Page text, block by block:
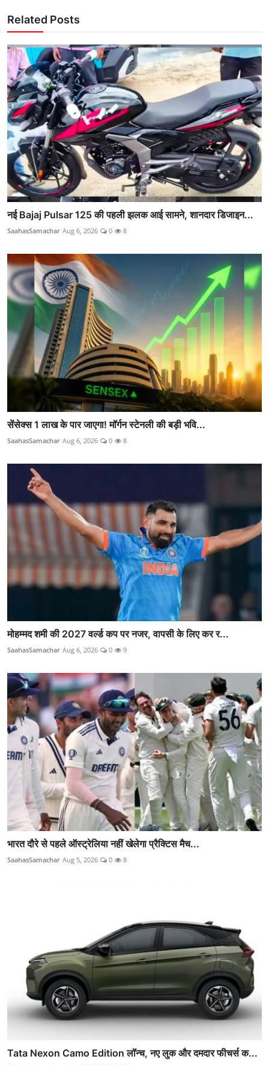
Related Posts
नई Bajaj Pulsar 125 की पहली झलक आई सामने, शानदार डिजाइन...
SaahasSamachar Aug 6, 2026 0 8
सेंसेक्स 1 लाख के पार जाएगा! मॉर्गन स्टेनली की बड़ी भवि...
SaahasSamachar Aug 6, 2026 0 8
मोहम्मद शमी की 2027 वर्ल्ड कप पर नजर, वापसी के लिए कर र...
SaahasSamachar Aug 6, 2026 0 9
भारत दौरे से पहले ऑस्ट्रेलिया नहीं खेलेगा प्रैक्टिस मैच...
SaahasSamachar Aug 5, 2026 0 8
Tata Nexon Camo Edition लॉन्च, नए लुक और दमदार फीचर्स क...